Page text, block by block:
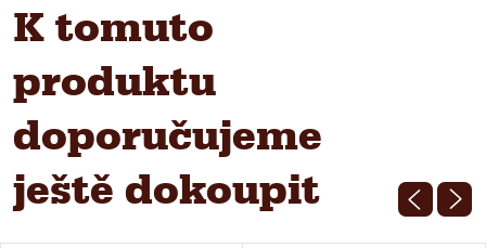
K tomuto
produktu
doporučujeme
ještě dokoupit